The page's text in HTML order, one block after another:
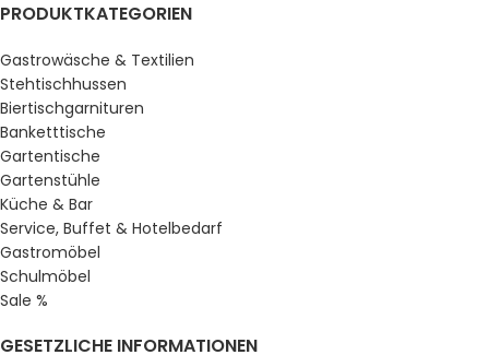
PRODUKTKATEGORIEN
Gastrowäsche & Textilien
Stehtischhussen
Biertischgarnituren
Banketttische
Gartentische
Gartenstühle
Küche & Bar
Service, Buffet & Hotelbedarf
Gastromöbel
Schulmöbel
Sale %
GESETZLICHE INFORMATIONEN